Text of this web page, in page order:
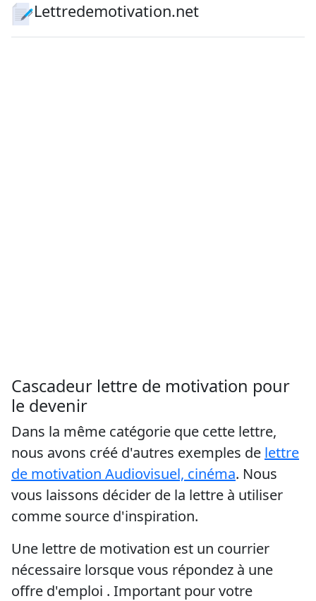
Lettredemotivation.net
Cascadeur lettre de motivation pour
le devenir
Dans la même catégorie que cette lettre,
nous avons créé d'autres exemples de lettre
de motivation Audiovisuel, cinéma. Nous
vous laissons décider de la lettre à utiliser
comme source d'inspiration.
Une lettre de motivation est un courrier
nécessaire lorsque vous répondez à une
offre d'emploi . Important pour votre